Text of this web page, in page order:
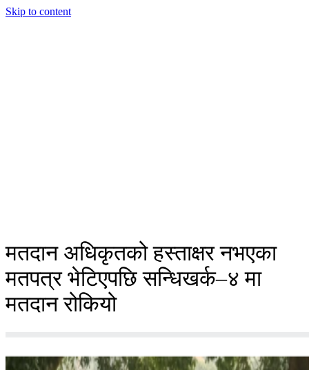
Skip to content
मतदान अधिकृतको हस्ताक्षर नभएका
मतपत्र भेटिएपछि सन्धिखर्क–४ मा
मतदान रोकियो